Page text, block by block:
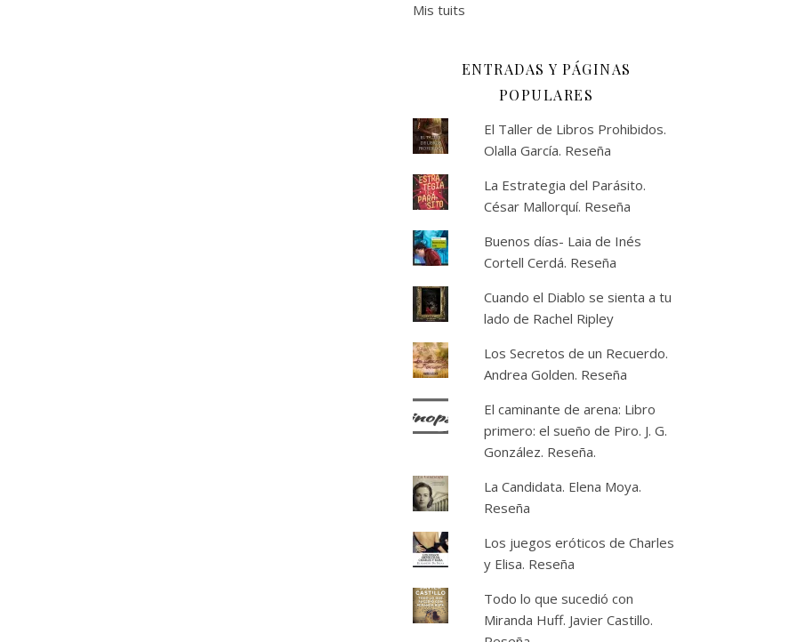
Mis tuits
ENTRADAS Y PÁGINAS
POPULARES
El Taller de Libros Prohibidos.
Olalla García. Reseña
La Estrategia del Parásito.
César Mallorquí. Reseña
Buenos días- Laia de Inés
Cortell Cerdá. Reseña
Cuando el Diablo se sienta a tu
lado de Rachel Ripley
Los Secretos de un Recuerdo.
Andrea Golden. Reseña
El caminante de arena: Libro
primero: el sueño de Piro. J. G.
González. Reseña.
La Candidata. Elena Moya.
Reseña
Los juegos eróticos de Charles
y Elisa. Reseña
Todo lo que sucedió con
Miranda Huff. Javier Castillo.